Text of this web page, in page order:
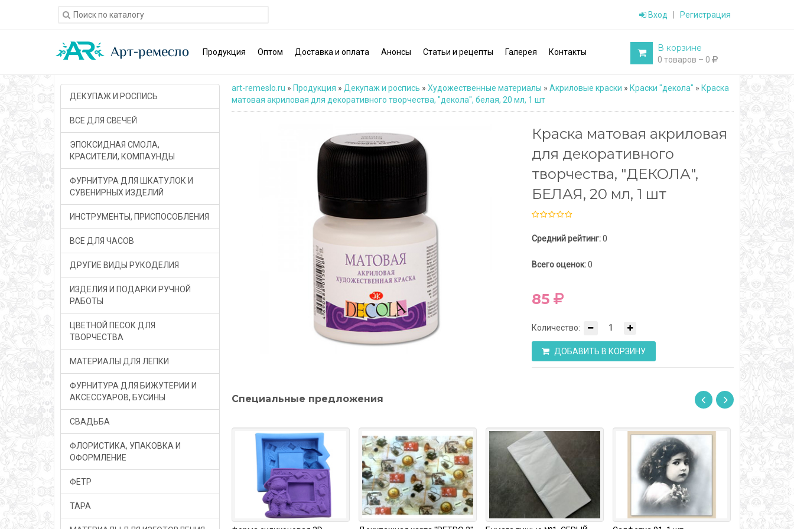
Вход Регистрация
Продукция Оптом Доставка и оплата Анонсы Статьи и рецепты Галерея Контакты В корзине
0 товаров – 0
ДЕКУПАЖ И РОСПИСЬ
ВСЕ ДЛЯ СВЕЧЕЙ
ЭПОКСИДНАЯ СМОЛА,
КРАСИТЕЛИ, КОМПАУНДЫ
ФУРНИТУРА ДЛЯ ШКАТУЛОК И
СУВЕНИРНЫХ ИЗДЕЛИЙ
ИНСТРУМЕНТЫ, ПРИСПОСОБЛЕНИЯ
ВСЕ ДЛЯ ЧАСОВ
ДРУГИЕ ВИДЫ РУКОДЕЛИЯ
ИЗДЕЛИЯ И ПОДАРКИ РУЧНОЙ
РАБОТЫ
ЦВЕТНОЙ ПЕСОК ДЛЯ
ТВОРЧЕСТВА
МАТЕРИАЛЫ ДЛЯ ЛЕПКИ
ФУРНИТУРА ДЛЯ БИЖУТЕРИИ И
АКСЕССУАРОВ, БУСИНЫ
СВАДЬБА
ФЛОРИСТИКА, УПАКОВКА И
ОФОРМЛЕНИЕ
ФЕТР
ТАРА
art-remeslo.ru » Продукция » Декупаж и роспись » Художественные материалы » Акриловые краски » Краски "декола" » Краска
матовая акриловая для декоративного творчества, "декола", белая, 20 мл, 1 шт
Краска матовая акриловая
для декоративного
творчества, "ДЕКОЛА",
БЕЛАЯ, 20 мл, 1 шт
Средний рейтинг:0
Всего оценок:0
85
Количество:
ДОБАВИТЬ В КОРЗИНУ
Специальные предложения